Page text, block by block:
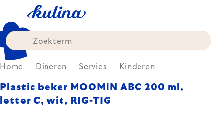
content
Home Dineren Servies Kinderen
Plastic beker MOOMIN ABC 200 ml,
letter C, wit, RIG-TIG